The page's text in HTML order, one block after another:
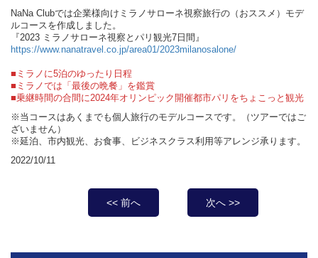
NaNa Clubでは企業様向けミラノサローネ視察旅行の（おススメ）モデ
ルコースを作成しました。
『2023 ミラノサローネ視察とパリ観光7日間』
https://www.nanatravel.co.jp/area01/2023milanosalone/
■ミラノに5泊のゆったり日程
■ミラノでは「最後の晩餐」を鑑賞
■乗継時間の合間に2024年オリンピック開催都市パリをちょこっと観光
※当コースはあくまでも個人旅行のモデルコースです。（ツアーではご
ざいません）
※延泊、市内観光、お食事、ビジネスクラス利用等アレンジ承ります。
2022/10/11
<< 前へ 次へ >>